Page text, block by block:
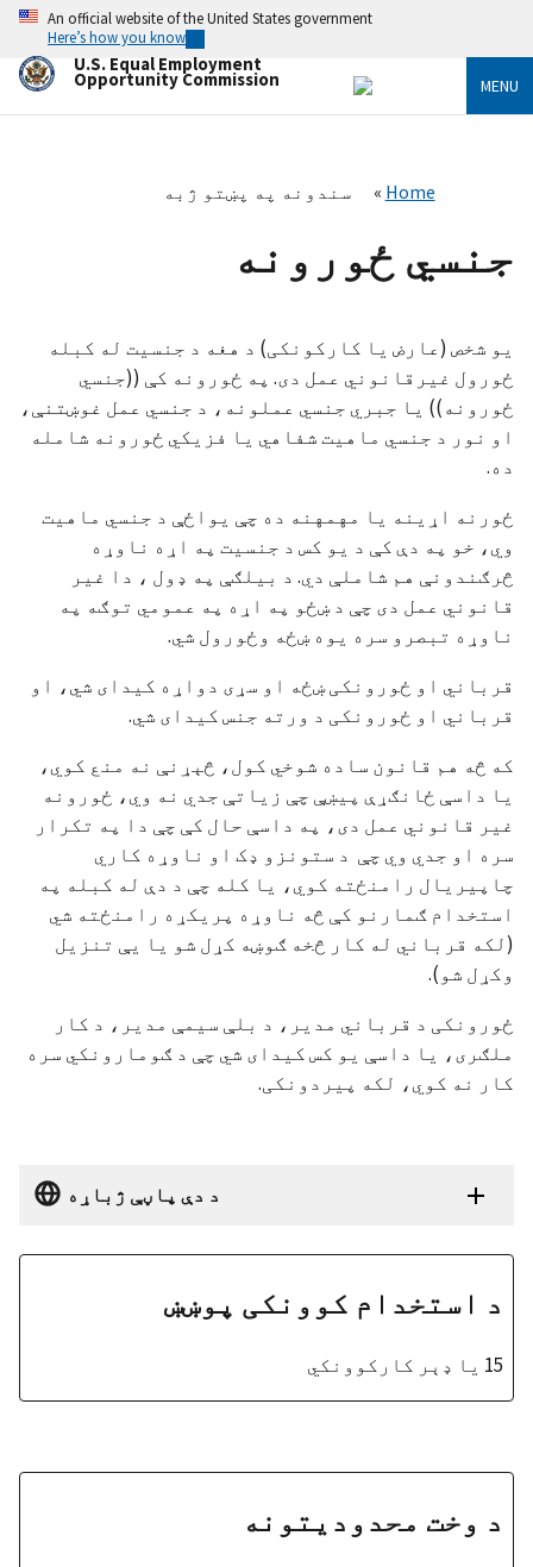
Skip
main
content
An official website of the United States government
Here’s how you know
U.S. Equal Employment
Opportunity Commission MENU
Home سندونه په پښتو ژبه
جنسي ځورونه
یو شخص (عارض یا کارکونکی) د هغه د جنسیت له کبله
ځورول غیرقانوني عمل دی. په ځورونه کې ((جنسي
ځورونه)) یا جبري جنسي عملونه، د جنسي عمل غوښتنې،
او نور د جنسي ماهیت شفاهي یا فزیکي ځورونه شامله
ده.
ځورنه اړینه یا مهمهنه ده چې یواځې د جنسي ماهیت
وي، خو په دې کې د یو کس د جنسیت په اړه ناوړه
څرګندونې هم شاملې دي. د بیلګې په ډول ، دا غیر
قانوني عمل دی چې د ښځو په اړه په عمومي توګه په
ناوړه تبصرو سره یوه ښځه وځورول شي.
قرباني او ځورونکی ښځه او سړی دواړه کیدای شي، او
قرباني او ځورونکی د ورته جنس کیدای شي.
که څه هم قانون ساده شوخي کول، څېړنې نه منع کوي،
یا داسې ځانګړې پیښې چې زیاتې جدي نه وي، ځورونه
غیر قانوني عمل دی، په داسې حال کې چې دا په تکرار
سره او جدي وي چې د ستونزو ډک او ناوړه کاري
چاپیریال رامنځته کوي، یا کله چې د دې له کبله په
استخدام ګمارنو کې څه ناوړه پریکړه رامنځته شي
(لکه قرباني له کار څخه ګوښه کړل شو یا یې تنزیل
وکړل شو).
ځورونکی د قرباني مدیر، د بلې سیمې مدیر، د کار
ملګری، یا داسې یو کس کیدای شي چې د ګومارونکي سره
کار نه کوي، لکه پیردونکی.
د دې پاڼې ژباړه
د استخدام کوونکی پوښښ
15 یا ډېر کارکوونکي
د وخت محدودیتونه